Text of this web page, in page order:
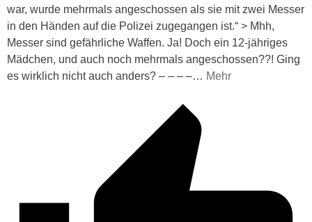
war, wurde mehrmals angeschossen als sie mit zwei Messer
in den Händen auf die Polizei zugegangen ist.“ > Mhh,
Messer sind gefährliche Waffen. Ja! Doch ein 12-jähriges
Mädchen, und auch noch mehrmals angeschossen??! Ging
es wirklich nicht auch anders? – – – –… Mehr